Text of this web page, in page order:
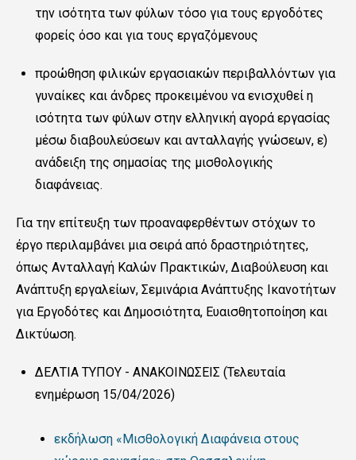
την ισότητα των φύλων τόσο για τους εργοδότες
φορείς όσο και για τους εργαζόμενους
προώθηση φιλικών εργασιακών περιβαλλόντων για
γυναίκες και άνδρες προκειμένου να ενισχυθεί η
ισότητα των φύλων στην ελληνική αγορά εργασίας
μέσω διαβουλεύσεων και ανταλλαγής γνώσεων, ε)
ανάδειξη της σημασίας της μισθολογικής
διαφάνειας.
Για την επίτευξη των προαναφερθέντων στόχων το
έργο περιλαμβάνει μια σειρά από δραστηριότητες,
όπως Ανταλλαγή Καλών Πρακτικών, Διαβούλευση και
Ανάπτυξη εργαλείων, Σεμινάρια Ανάπτυξης Ικανοτήτων
για Εργοδότες και Δημοσιότητα, Ευαισθητοποίηση και
Δικτύωση.
ΔΕΛΤΙΑ ΤΥΠΟΥ - ΑΝΑΚΟΙΝΩΣΕΙΣ (Τελευταία
ενημέρωση 15/04/2026)
εκδήλωση «Μισθολογική Διαφάνεια στους